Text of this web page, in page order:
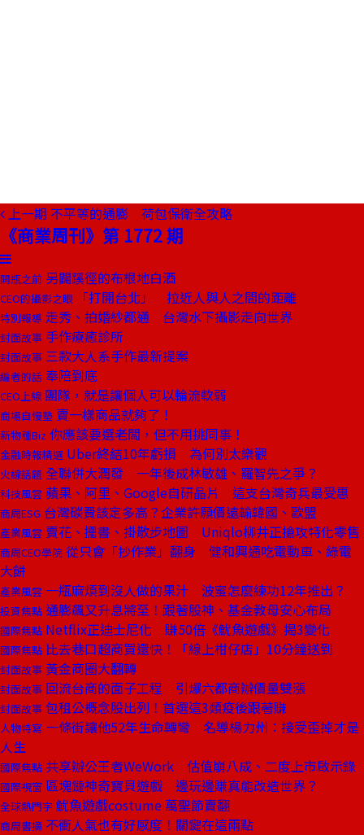
上一期 不平等的通膨 荷包保衛全攻略
《商業周刊》第 1772 期
開瓶之前 另闢蹊徑的布根地白酒
CEO的攝影之眼 「打開台北」 拉近人與人之間的距離
特別報導 走秀、拍婚紗都通 台灣水下攝影走向世界
封面故事 手作療癒診所
封面故事 三款大人系手作最新提案
編者的話 奉陪到底
CEO上線 團隊，就是讓個人可以輪流軟弱
商場自慢塾 賣一樣商品就夠了！
新物種Biz 你應該要選老闆，但不用挑同事！
金融時報精選 Uber終結10年虧損 為何別太樂觀
火線話題 全聯併大潤發 一年後成林敏雄、羅智先之爭？
科技風雲 蘋果、阿里、Google自研晶片 這支台灣奇兵最受惠
商周ESG 台灣碳費該定多高？企業許願價遠輸韓國、歐盟
產業風雲 賣花、擺書、掛散步地圖 Uniqlo柳井正搶攻特化零售
商周CEO學院 從只會「抄作業」翻身 健和興通吃電動車、綠電
大餅
產業風雲 一瓶麻煩到沒人做的果汁 波蜜怎麼練功12年推出？
投資焦點 通膨飆又升息將至！跟著股神、基金教母安心布局
國際焦點 Netflix正迪士尼化 賺50倍《魷魚遊戲》揭3變化
國際焦點 比去巷口超商買還快！「線上柑仔店」10分鐘送到
封面故事 黃金商圈大翻轉
封面故事 回流台商的面子工程 引爆六都商辦價量雙漲
封面故事 包租公概念股出列！首選這3類疫後跟著賺
人物特寫 一條街讓他52年生命轉彎 名導楊力州：接受歪掉才是
人生
國際焦點 共享辦公王者WeWork 估值崩八成、二度上市啟示錄
國際視窗 區塊鏈神奇寶貝遊戲 邊玩邊賺真能改造世界？
全球熱門字 魷魚遊戲costume 萬聖節賣翻
商周書摘 不衝人氣也有好感度！關鍵在這兩點